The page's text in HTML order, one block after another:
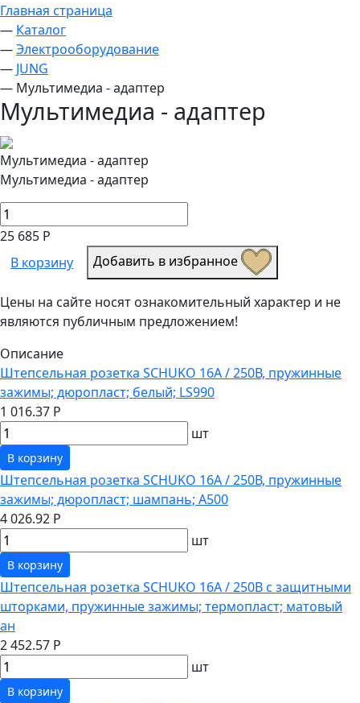
Главная страница
— Каталог
—Электрооборудование
— JUNG
— Мультимедиа - адаптер
Мультимедиа - адаптер
Мультимедиа - адаптер
Мультимедиа - адаптер
25 685 Р
В корзину
Добавить в избранное
Цены на сайте носят ознакомительный характер и не
являются публичным предложением!
Описание
Штепсельная розетка SCHUKO 16А / 250В, пружинные
зажимы; дюропласт; белый; LS990
1 016.37 Р
шт
В корзину
Штепсельная розетка SCHUKO 16А / 250В, пружинные
зажимы; дюропласт; шампань; A500
4 026.92 Р
шт
В корзину
Штепсельная розетка SCHUKO 16А / 250В с защитными
шторками, пружинные зажимы; термопласт; матовый
ан
2 452.57 Р
шт
В корзину